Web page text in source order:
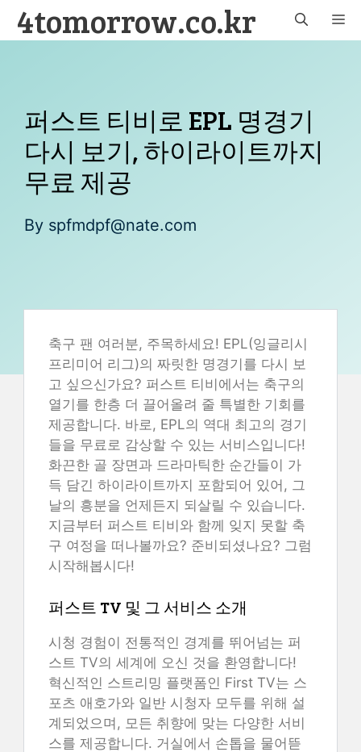
Skip4tomorrow.co.kr
퍼스트 티비로 EPL 명경기
다시 보기, 하이라이트까지
무료 제공
By spfmdpf@nate.com
축구 팬 여러분, 주목하세요! EPL(잉글리시
프리미어 리그)의 짜릿한 명경기를 다시 보
고 싶으신가요? 퍼스트 티비에서는 축구의
열기를 한층 더 끌어올려 줄 특별한 기회를
제공합니다. 바로, EPL의 역대 최고의 경기
들을 무료로 감상할 수 있는 서비스입니다!
화끈한 골 장면과 드라마틱한 순간들이 가
득 담긴 하이라이트까지 포함되어 있어, 그
날의 흥분을 언제든지 되살릴 수 있습니다.
지금부터 퍼스트 티비와 함께 잊지 못할 축
구 여정을 떠나볼까요? 준비되셨나요? 그럼
시작해봅시다!
퍼스트 TV 및 그 서비스 소개
시청 경험이 전통적인 경계를 뛰어넘는 퍼
스트 TV의 세계에 오신 것을 환영합니다!
혁신적인 스트리밍 플랫폼인 First TV는 스
포츠 애호가와 일반 시청자 모두를 위해 설
계되었으며, 모든 취향에 맞는 다양한 서비
스를 제공합니다. 거실에서 손톱을 물어뜯